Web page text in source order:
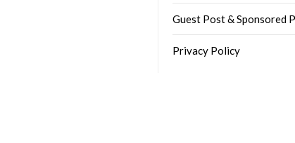
Guest Post & Sponsored
Privacy Policy